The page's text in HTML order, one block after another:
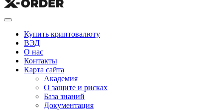
Купить криптовалюту
ВЭД
О нас
Контакты
Карта сайта
Академия
О защите и рисках
База знаний
Документация